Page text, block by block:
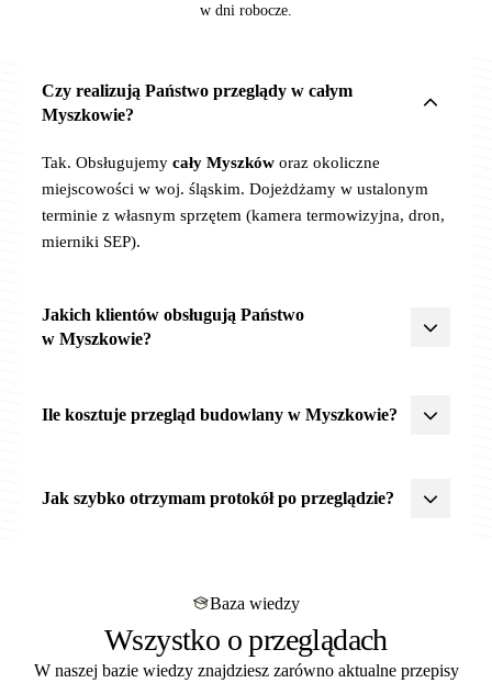
w dni robocze.
Czy realizują Państwo przeglądy w całym
Myszkowie?
Tak. Obsługujemy cały Myszkóworaz okoliczne
miejscowości w woj. śląskim. Dojeżdżamy w ustalonym
terminie z własnym sprzętem (kamera termowizyjna, dron,
mierniki SEP).
Jakich klientów obsługują Państwo
w Myszkowie?
zarządców nieruchomości,spółdzielni mieszkaniowych,
iwłaścicieli budynków. Posiadamy pełną dokumentację
Ile kosztuje przegląd budowlany w Myszkowie?
Orientacyjnie:rocznyod 300 zł netto,półroczny
po przesłaniu zapytania.
Jak szybko otrzymam protokół po przeglądzie?
kontroli. Format PDF mailem + papierowo pocztą. Zgodny
z art. 62a Prawa budowlanego – gotowy na kontrolę PINB,
audyt i przegląd ubezpieczeniowy.
Baza wiedzy
Wszystko o przeglądach
W naszej bazie wiedzy znajdziesz zarówno aktualne przepisy